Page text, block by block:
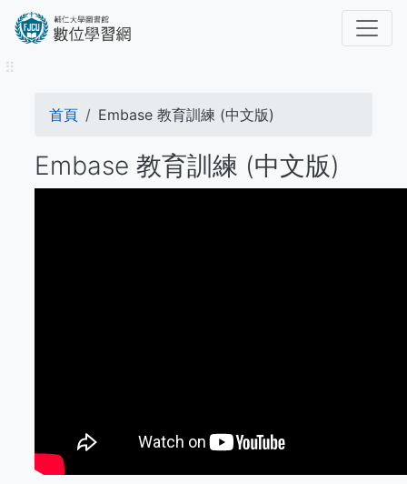
內
⠿
導
連
首頁 Embase 教育訓練 (中文版)
Embase 教育訓練 (中文版)